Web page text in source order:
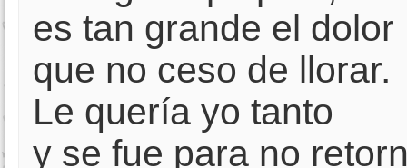
es tan grande el dolor
que no ceso de llorar.
Le quería yo tanto
y se fue para no